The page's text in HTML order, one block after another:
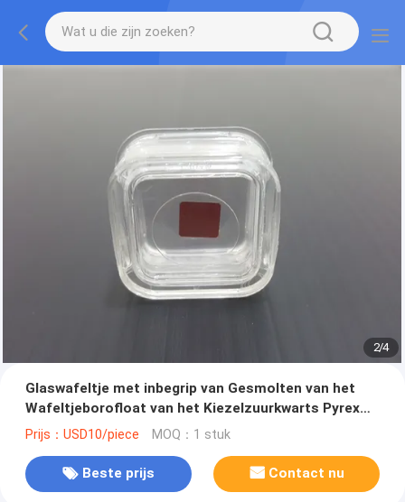
2/4
Glaswafeltje met inbegrip van Gesmolten van het
Wafeltjeborofloat van het Kiezelzuurkwarts Pyrex
7740 Natronkalkglas BK7
Prijs：USD10/piece MOQ：1 stuk
Beste prijs Contact nu